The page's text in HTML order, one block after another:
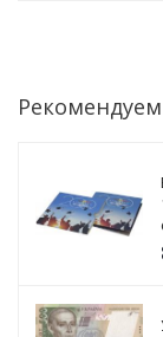
Рекомендуем